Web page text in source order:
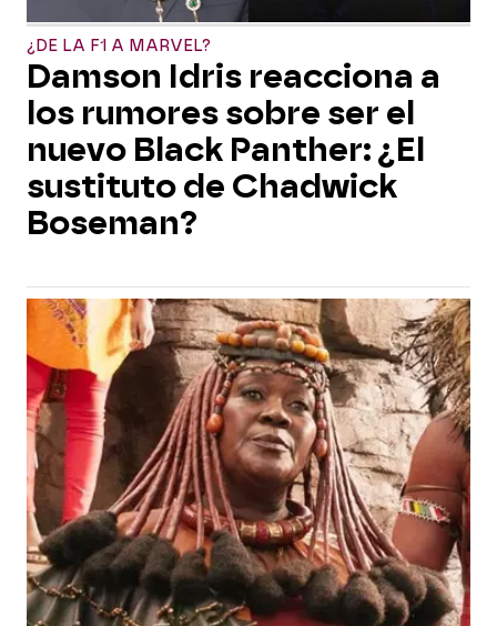
¿DE LA F1 A MARVEL?
Damson Idris reacciona a
los rumores sobre ser el
nuevo Black Panther: ¿El
sustituto de Chadwick
Boseman?